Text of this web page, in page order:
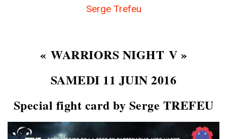
Serge Trefeu
« WARRIORS NIGHT V »
SAMEDI 11 JUIN 2016
Special fight card by Serge TREFEU